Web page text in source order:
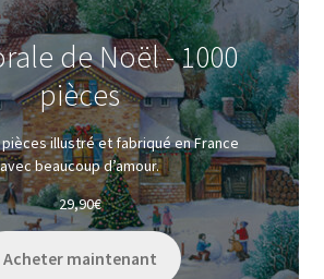
de Noël - 1000
pièces
pièces illustré et fabriqué en France
avec beaucoup d’amour.
29,90€
Acheter maintenant